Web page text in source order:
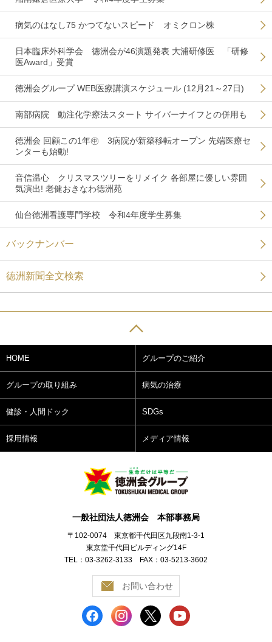
病気のはなし75 かつてないスピード オミクロン株
日本臨床外科学会 徳洲会が46演題発表 大浦研修医 「研修
医Award」受賞
徳洲会グループ WEB医療講演スケジュール (12月21～27日)
南部病院 動注化学療法スタート サイバーナイフとの併用も
徳洲会 回顧この1年㊥ 3病院が新築移転オープン 先端医療セ
ンターも始動!
音信温心 クリスマスツリーをリメイク 各部屋に優しい雰囲
気演出! 老健おきなわ徳洲苑
仙台徳洲看護専門学校 令和4年度学生募集
バックナンバー
徳洲新聞全文検索
HOME グループのご紹介
グループの取り組み 病気の治療
健診・人間ドック SDGs
採用情報 メディア情報
一般社団法人徳洲会 本部事務局
〒102-0074 東京都千代田区九段南1-3-1
東京堂千代田ビルディング14F
TEL：03-3262-3133 FAX：03-5213-3602
お問い合わせ